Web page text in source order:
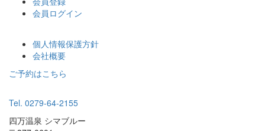
会員ログイン
個人情報保護方針
会社概要
ご予約はこちら
Tel. 0279-64-2155
四万温泉 シマブルー